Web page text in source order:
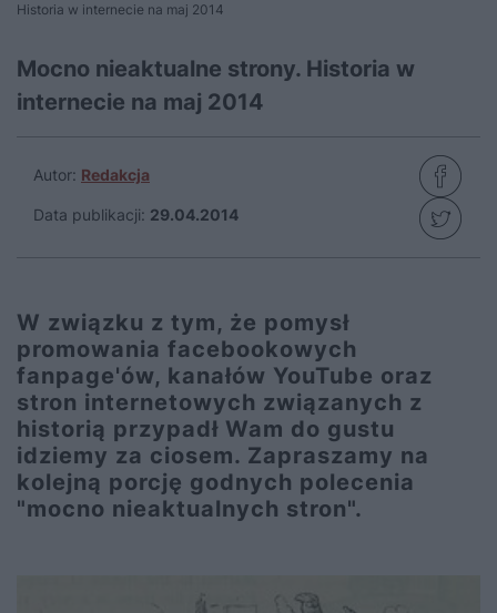
Historia w internecie na maj 2014
Mocno nieaktualne strony. Historia w
internecie na maj 2014
Autor: Redakcja
Data publikacji: 29.04.2014
W związku z tym, że pomysł
promowania facebookowych
fanpage'ów, kanałów YouTube oraz
stron internetowych związanych z
historią przypadł Wam do gustu
idziemy za ciosem. Zapraszamy na
kolejną porcję godnych polecenia
"mocno nieaktualnych stron".